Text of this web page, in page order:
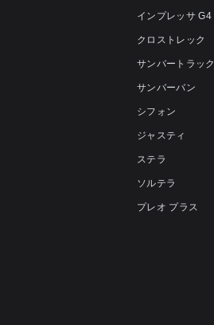
インプレッサ G4
クロストレック
サンバートラック
サンバーバン
シフォン
ジャスティ
ステラ
ソルテラ
プレオ プラス